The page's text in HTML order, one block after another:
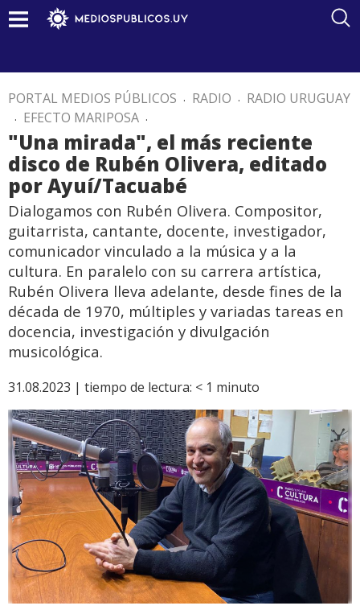
PORTAL MEDIOS PÚBLICOS . RADIO . RADIO URUGUAY
. EFECTO MARIPOSA .
"Una mirada", el más reciente
disco de Rubén Olivera, editado
por Ayuí/Tacuabé
Dialogamos con Rubén Olivera. Compositor,
guitarrista, cantante, docente, investigador,
comunicador vinculado a la música y a la
cultura. En paralelo con su carrera artística,
Rubén Olivera lleva adelante, desde fines de la
década de 1970, múltiples y variadas tareas en
docencia, investigación y divulgación
musicológica.
31.08.2023 | tiempo de lectura: < 1 minuto